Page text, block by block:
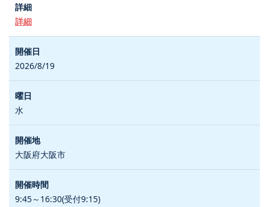
詳細
2026/8/19
水
大阪府大阪市
9:45～16:30(受付9:15)